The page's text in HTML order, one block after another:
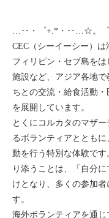
…‥・゜+.*・‥…☆。
CEC（シーイーシー）は
フィリピン・セブ島を
施設など、アジア各地
ちとの交流・給食活動
を展開しています。
とくにコルカタのマザ
るボランティアととも
動を行う特別な体験で
り添うことは、「自分
けとなり、多くの参加
す。
海外ボランティアを通